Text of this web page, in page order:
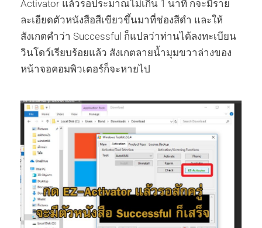
Activator แล้วรอประมาณไม่เกิน 1 นาที ก็จะมีราย
ละเอียดตัวหนังสือสีเขียวขึ้นมาที่ช่องสีดำ และให้
สังเกตคำว่า Successful ก็แปลว่าท่านได้ลงทะเบียน
วินโดว์เรียบร้อยแล้ว สังเกตลายน้ำมุมขวาล่างของ
หน้าจอคอมพิวเตอร์ก็จะหายไป